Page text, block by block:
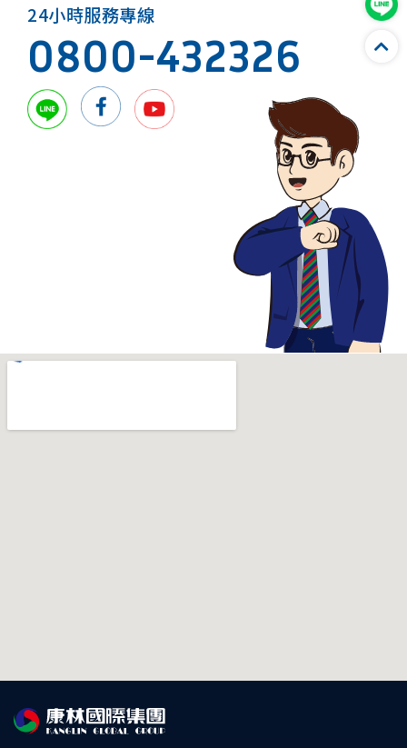
24小時服務專線
0800-432326